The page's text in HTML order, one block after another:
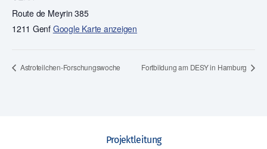
Route de Meyrin 385
1211 Genf Google Karte anzeigen
Astroteilchen-Forschungswoche Fortbildung am DESY in Hamburg
Projektleitung